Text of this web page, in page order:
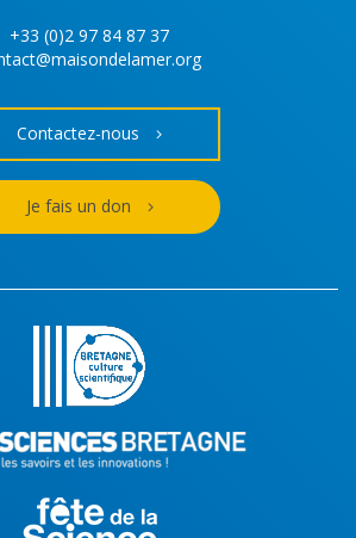
+33 (0)2 97 84 87 37
Contactez-nous
Je fais un don